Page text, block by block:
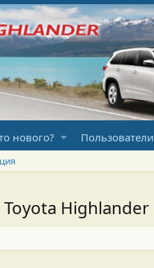
нового? Пользователи
Highlander